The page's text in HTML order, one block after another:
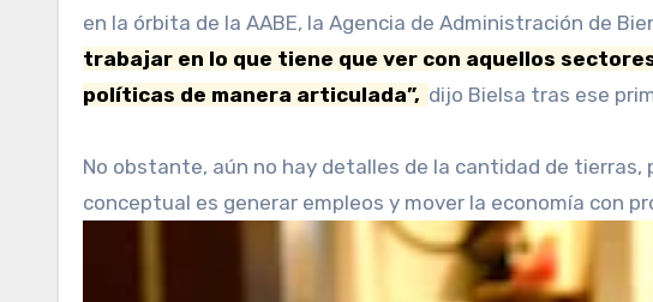
en la órbita de la AABE, la Agencia de Administración de
trabajar en lo que tiene que ver con aquellos
políticas de manera articulada”, dijo Bielsa tras ese
No obstante, aún no hay detalles de la cantidad de
conceptual es generar empleos y mover la economía con